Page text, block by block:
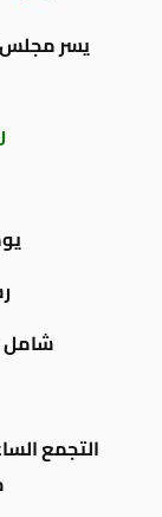
يسر مجلس
يوم
شامل